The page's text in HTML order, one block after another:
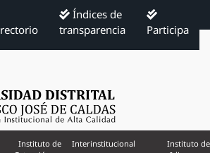
Índices de
transparencia
Participa
Instituto de
Interinstitucional
Instituto de